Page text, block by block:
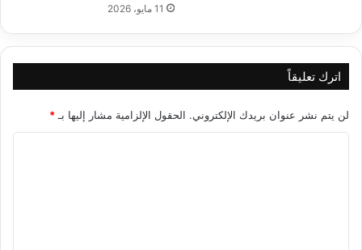
11 مايو، 2026
اترك تعليقاً
لن يتم نشر عنوان بريدك الإلكتروني. الحقول الإلزامية مشار إليها بـ *